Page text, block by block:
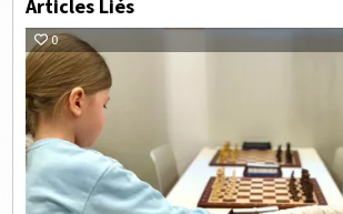
Articles Liés
0